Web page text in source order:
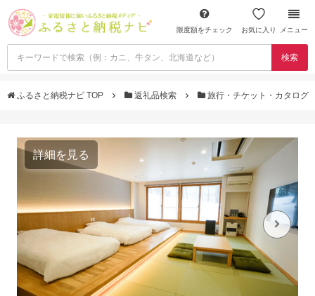
限度額をチェック お気に入り メニュー
検索
ふるさと納税ナビ TOP 返礼品検索 旅行・チケット・カタログ
詳細を見る